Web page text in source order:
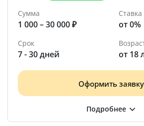
Сумма
1 000 – 30 000 ₽
Ставка
от 0%
Срок
7 - 30 дней от 18
Оформить заявку